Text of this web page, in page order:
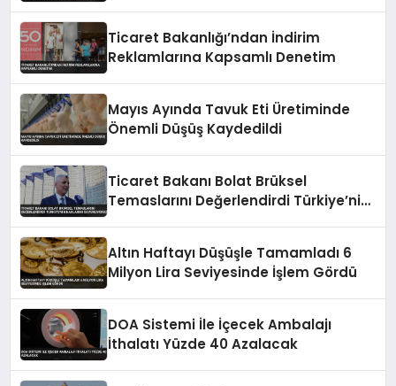
Ticaret Bakanlığı’ndan İndirim
Reklamlarına Kapsamlı Denetim
Mayıs Ayında Tavuk Eti Üretiminde
Önemli Düşüş Kaydedildi
Ticaret Bakanı Bolat Brüksel
Temaslarını Değerlendirdi Türkiye’nin
Altın Haftayı Düşüşle Tamamladı 6
Milyon Lira Seviyesinde İşlem Gördü
DOA Sistemi İle İçecek Ambalajı
İthalatı Yüzde 40 Azalacak